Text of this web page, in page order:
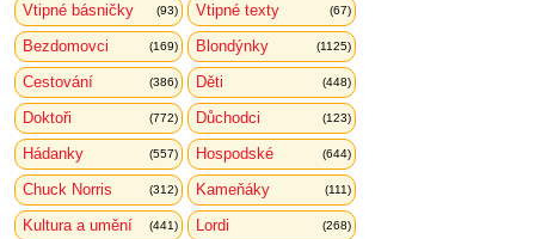
Vtipné básničky (93) Vtipné texty (67)
Bezdomovci (169) Blondýnky (1125)
Cestování (386) Děti (448)
Doktoři (772) Důchodci (123)
Hádanky (557) Hospodské (644)
Chuck Norris (312) Kameňáky (111)
Kultura a umění (441) Lordi (268)